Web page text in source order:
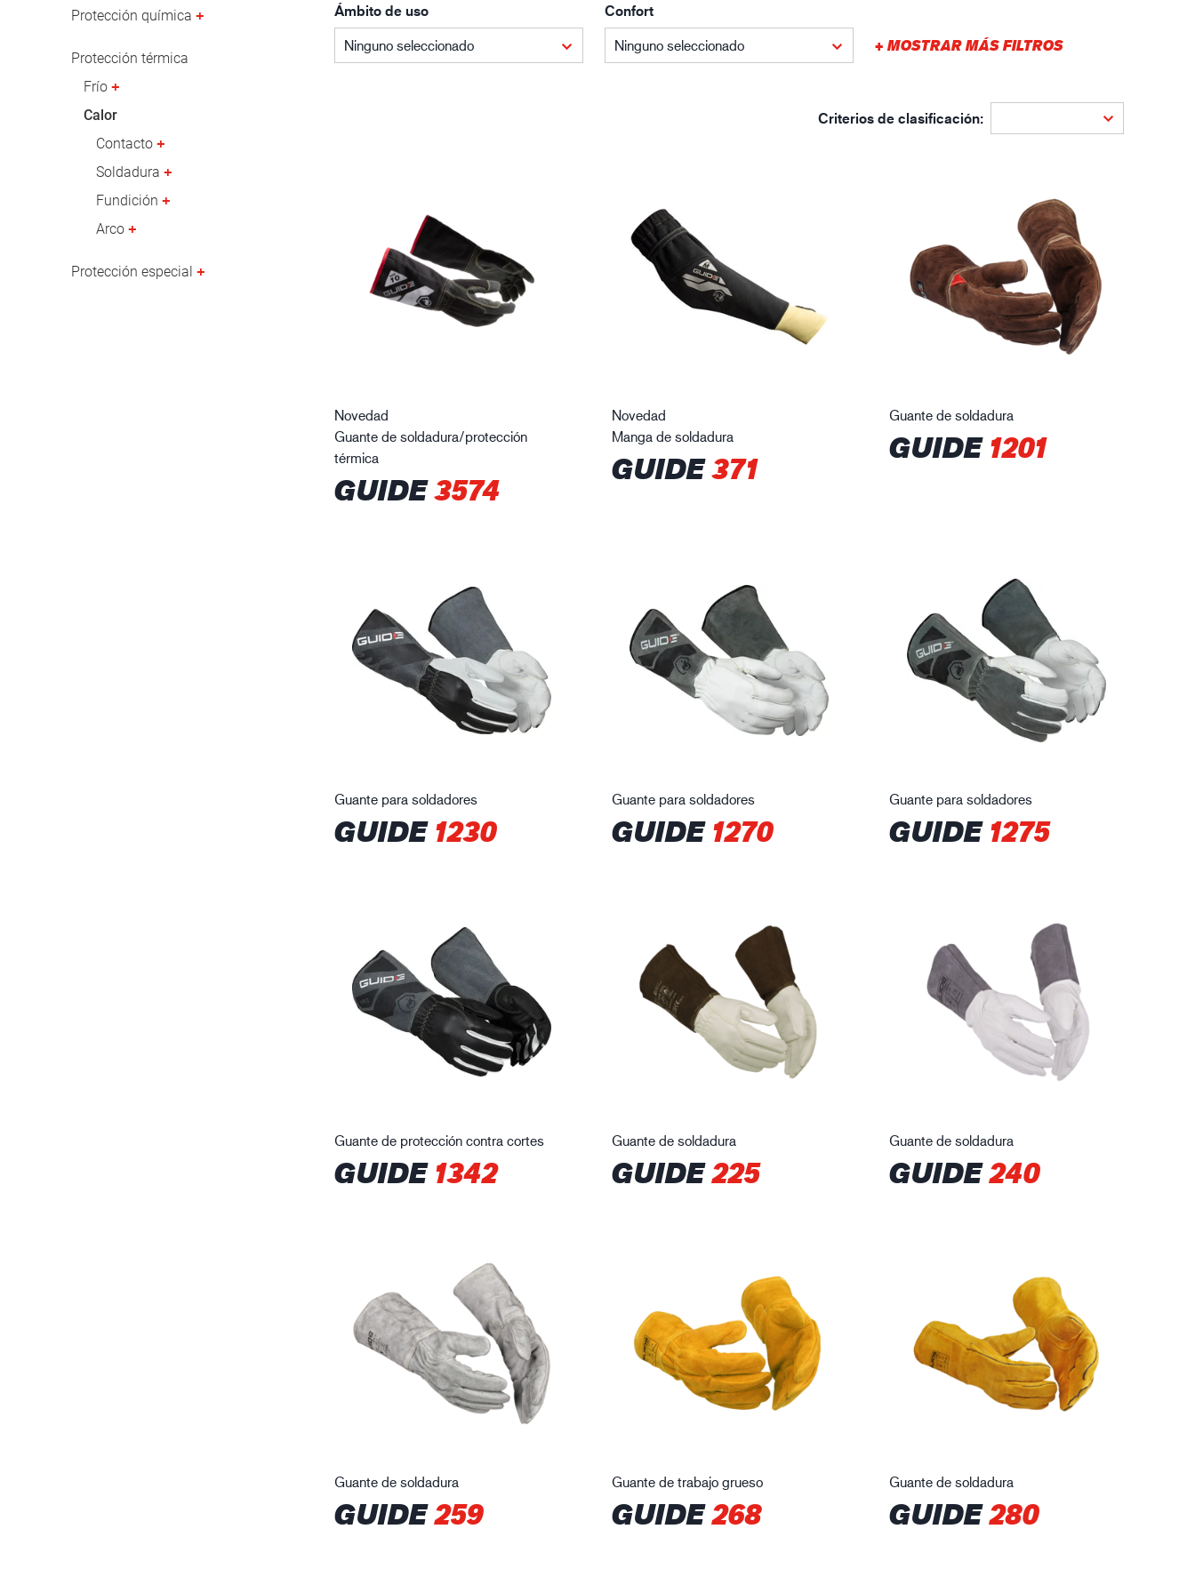
Industria petrolera y gasística Edificación y construcción
Protección química
Protección térmica
Frío
Calor
Contacto
Soldadura
Fundición
Arco
Protección especial
Ámbito de uso
Ninguno seleccionado
Confort
Ninguno seleccionado + MOSTRAR MÁS FILTROS
Criterios de clasificación:
Novedad
Guante de soldadura/protección
térmica
GUIDE3574
Novedad
Manga de soldadura
GUIDE371
Guante de soldadura
GUIDE1201
Guante para soldadores
GUIDE1230
Guante para soldadores
GUIDE1270
Guante para soldadores
GUIDE1275
Guante de protección contra cortes
GUIDE1342
Guante de soldadura
GUIDE225
Guante de soldadura
GUIDE240
Guante de soldadura
GUIDE259
Guante de trabajo grueso
GUIDE268
Guante de soldadura
GUIDE280